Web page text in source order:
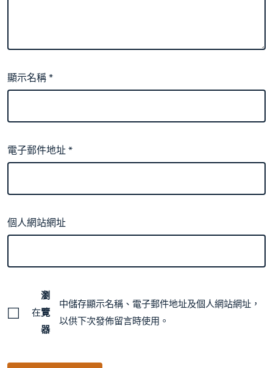
顯示名稱*
電子郵件地址*
個人網站網址
在
瀏
覽
器
中儲存顯示名稱、電子郵件地址及個人網站網址，
以供下次發佈留言時使用。